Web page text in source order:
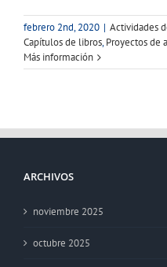
febrero 2nd, 2020 | Actividades
Capítulos de libros,Proyectos de
Más información
ARCHIVOS
noviembre 2025
octubre 2025